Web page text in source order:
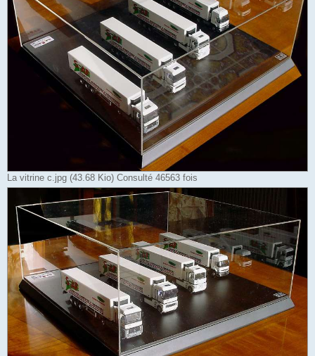
La vitrine c.jpg (43.68 Kio) Consulté 46563 fois